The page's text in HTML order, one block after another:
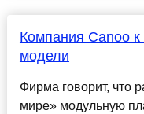
Компания Canoo к
модели
Фирма говорит, что
мире» модульную